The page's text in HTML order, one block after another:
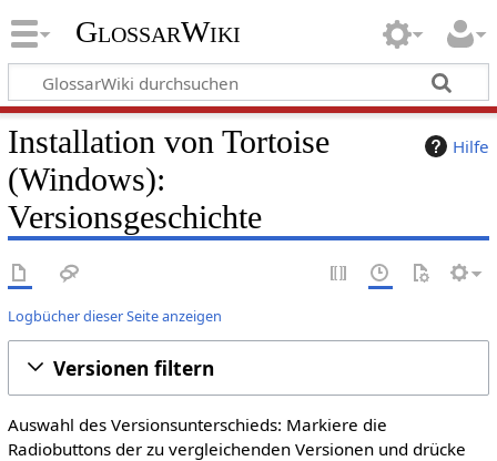
GlossarWiki
Hilfe
Installation von Tortoise
(Windows):
Versionsgeschichte
Logbücher dieser Seite anzeigen
Versionen filtern
Auswahl des Versionsunterschieds: Markiere die
Radiobuttons der zu vergleichenden Versionen und drücke